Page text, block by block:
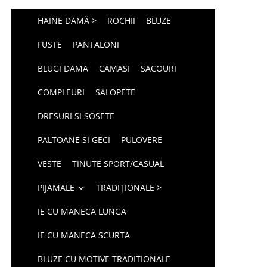
HAINE DAMĂ > ROCHII BLUZE
FUSTE PANTALONI
BLUGI DAMA CAMASI SACOURI
COMPLEURI SALOPETE
DRESURI SI SOSETE
PALTOANE SI GECI PULOVERE
VESTE TINUTE SPORT/CASUAL
PIJAMALE TRADIȚIONALE >
IE CU MANECA LUNGA
IE CU MANECA SCURTA
BLUZE CU MOTIVE TRADITIONALE